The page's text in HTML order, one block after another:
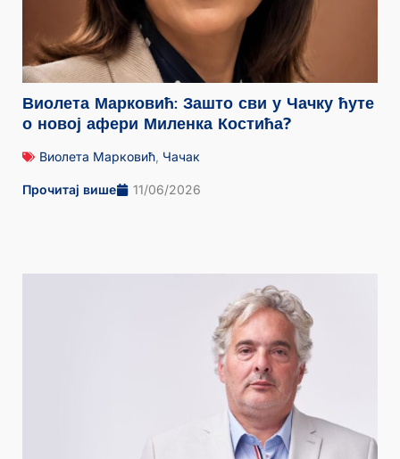
Виолета Марковић: Зашто сви у Чачку ћуте
о новој афери Миленка Костића?
Виолета Марковић Чачак
Прочитај више 11/06/2026